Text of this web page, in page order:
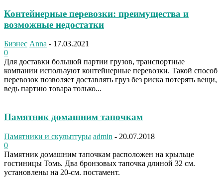
Контейнерные перевозки: преимущества и
возможные недостатки
Бизнес Anna - 17.03.2021
0
Для доставки большой партии грузов, транспортные
компании используют контейнерные перевозки. Такой способ
перевозок позволяет доставлять груз без риска потерять вещи,
ведь партию товара только...
Памятник домашним тапочкам
Памятники и скульптуры admin - 20.07.2018
0
Памятник домашним тапочкам расположен на крыльце
гостиницы Томь. Два бронзовых тапочка длиной 32 см.
установлены на 20-см. постамент.